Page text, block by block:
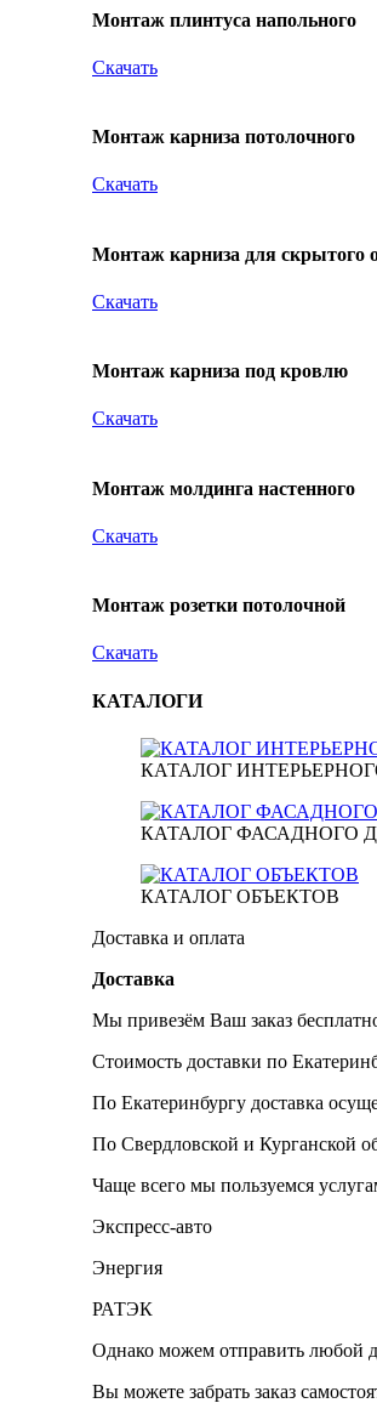
Монтаж плинтуса напольного
Скачать
Монтаж карниза потолочного
Скачать
Монтаж карниза для скрытого
Скачать
Монтаж карниза под кровлю
Скачать
Монтаж молдинга настенного
Скачать
Монтаж розетки потолочной
Скачать
КАТАЛОГИ
КАТАЛОГ
КАТАЛОГ ФАСАДНОГО
КАТАЛОГ ОБЪЕКТОВ
Доставка и оплата
Доставка
Мы привезём Ваш заказ
Стоимость доставки по
По Екатеринбургу доставка
По Свердловской и Курганской
Чаще всего мы пользуемся
Экспресс-авто
Энергия
РАТЭК
Однако можем отправить любой
Вы можете забрать заказ